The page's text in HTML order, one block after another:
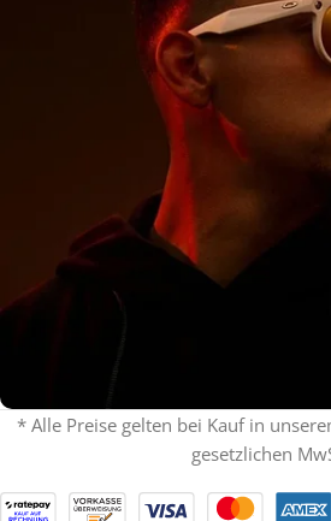
% ON SALE %
Oakley mit Sehstärke
* Alle Preise gelten bei Kauf in
gesetzlichen